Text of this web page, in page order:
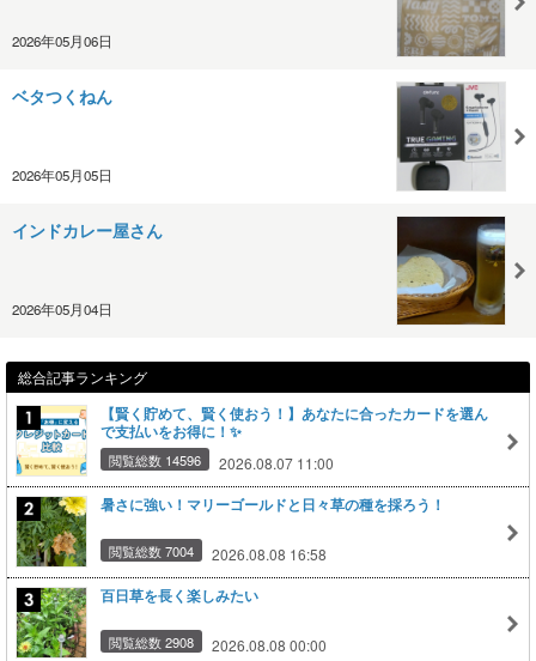
2026年05月06日
ベタつくねん
2026年05月05日
インドカレー屋さん
2026年05月04日
総合記事ランキング
【賢く貯めて、賢く使おう！】あなたに合ったカードを選ん
で支払いをお得に！✨
閲覧総数 14596 2026.08.07 11:00
暑さに強い！マリーゴールドと日々草の種を採ろう！
閲覧総数 7004 2026.08.08 16:58
百日草を長く楽しみたい
閲覧総数 2908 2026.08.08 00:00